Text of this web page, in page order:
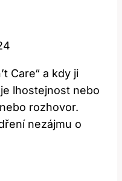
Care“ a kdy ji
lhostejnost nebo
rozhovor.
nezájmu o